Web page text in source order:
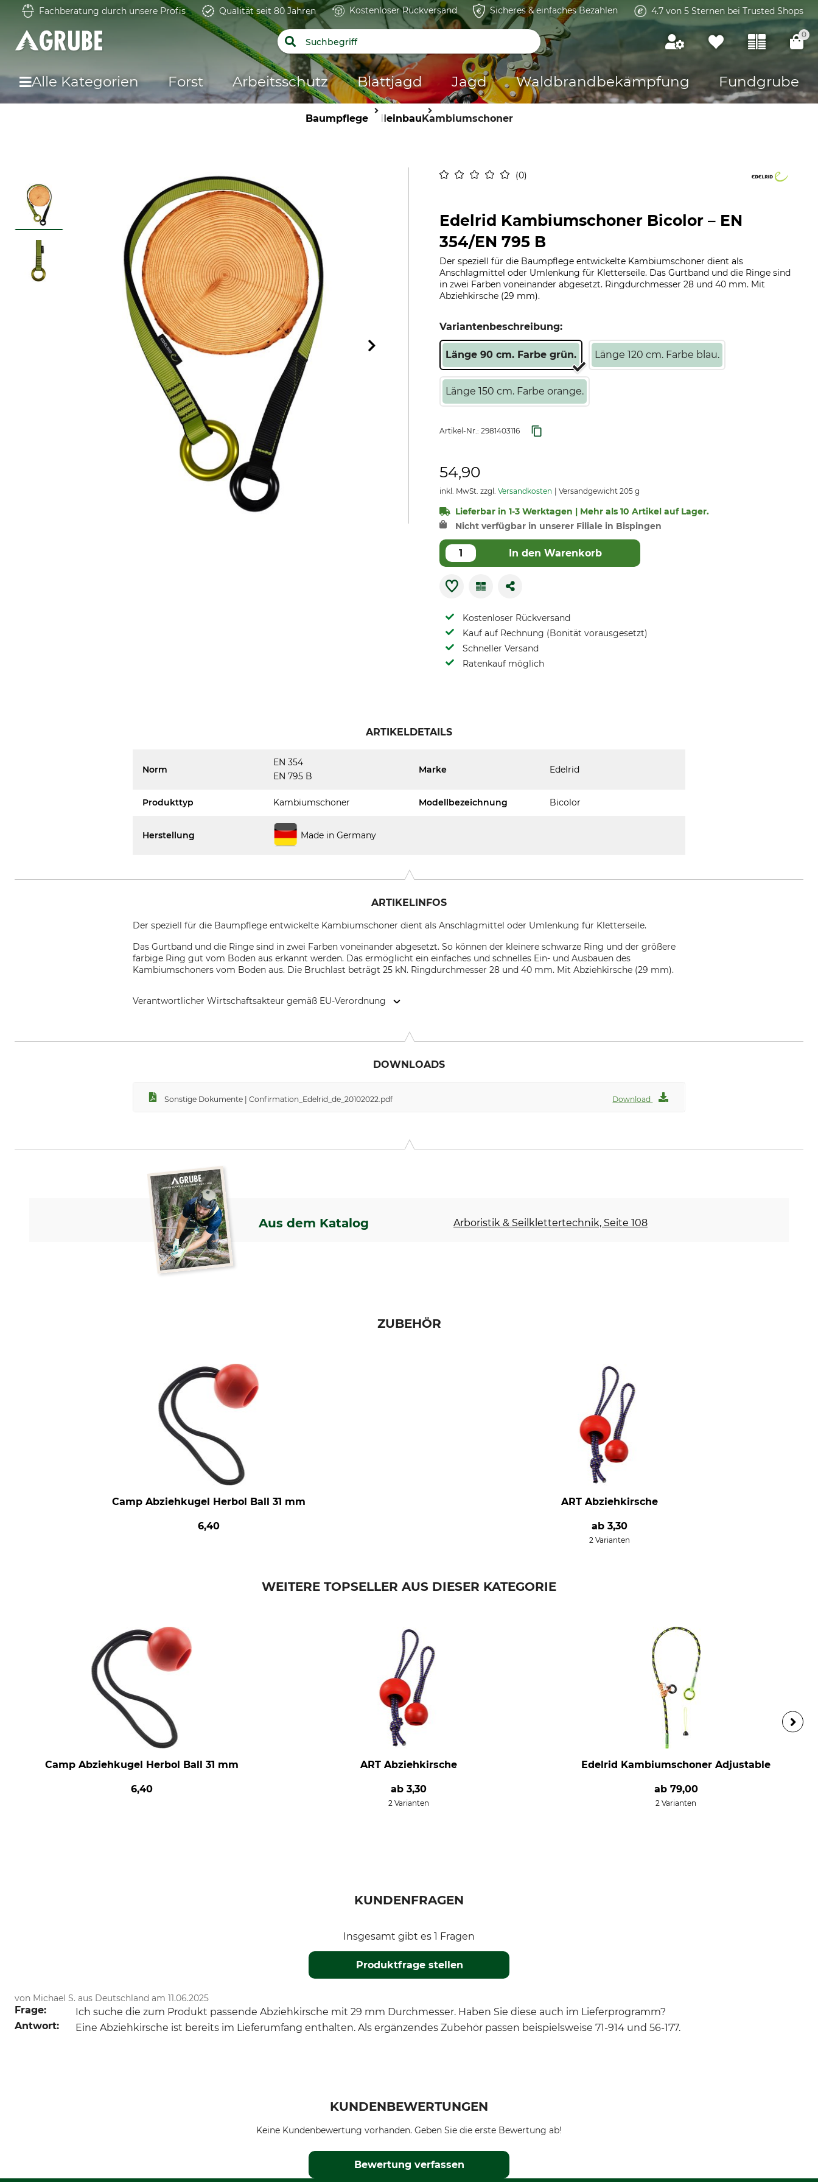
Fachberatung durch unsere Profis Qualität seit 80 Jahren Kostenloser Rückversand Sicheres & einfaches Bezahlen 4.7 von 5 Sternen bei Trusted Shops
0
Alle Kategorien Forst Arbeitsschutz Blattjagd Jagd Waldbrandbekämpfung Fundgrube
BaumpflegeSeileinbauKambiumschoner
0
Edelrid Kambiumschoner Bicolor – EN
354/EN 795 B
Der speziell für die Baumpflege entwickelte Kambiumschoner dient als
Anschlagmittel oder Umlenkung für Kletterseile. Das Gurtband und die Ringe sind
in zwei Farben voneinander abgesetzt. Ringdurchmesser 28 und 40 mm. Mit
Abziehkirsche (29 mm).
Variantenbeschreibung:
Länge 90 cm. Farbe grün. Länge 120 cm. Farbe blau.
Länge 150 cm. Farbe orange.
Artikel-Nr.: 2981403116
54,90
inkl. MwSt. zzgl. Versandkosten Versandgewicht 205 g
Lieferbar in 1-3 Werktagen | Mehr als 10 Artikel auf Lager.
Nicht verfügbar in unserer Filiale in Bispingen
In den Warenkorb
Kostenloser Rückversand
Kauf auf Rechnung (Bonität vorausgesetzt)
Schneller Versand
Ratenkauf möglich
ARTIKELDETAILS
Norm
EN 354
EN 795 B
Marke Edelrid
Produkttyp Kambiumschoner Modellbezeichnung Bicolor
Herstellung Made in Germany
ARTIKELINFOS
Der speziell für die Baumpflege entwickelte Kambiumschoner dient als Anschlagmittel oder Umlenkung für Kletterseile.
Das Gurtband und die Ringe sind in zwei Farben voneinander abgesetzt. So können der kleinere schwarze Ring und der größere
farbige Ring gut vom Boden aus erkannt werden. Das ermöglicht ein einfaches und schnelles Ein- und Ausbauen des
Kambiumschoners vom Boden aus. Die Bruchlast beträgt 25 kN. Ringdurchmesser 28 und 40 mm. Mit Abziehkirsche (29 mm).
Verantwortlicher Wirtschaftsakteur gemäß EU-Verordnung
DOWNLOADS
Sonstige Dokumente | Confirmation_Edelrid_de_20102022.pdf Download
Aus dem Katalog Arboristik & Seilklettertechnik, Seite 108
ZUBEHÖR
Camp Abziehkugel Herbol Ball 31 mm
6,40
ART Abziehkirsche
ab 3,30
2 Varianten
WEITERE TOPSELLER AUS DIESER KATEGORIE
Camp Abziehkugel Herbol Ball 31 mm
6,40
ART Abziehkirsche
ab3,30
2 Varianten
Edelrid Kambiumschoner Adjustable
ab 79,00
2 Varianten
KUNDENFRAGEN
Insgesamt gibt es 1 Fragen
Produktfrage stellen
von Michael S. aus Deutschland am 11.06.2025
Frage:
Ich suche die zum Produkt passende Abziehkirsche mit 29 mm Durchmesser. Haben Sie diese auch im Lieferprogramm?
Antwort:
Eine Abziehkirsche ist bereits im Lieferumfang enthalten. Als ergänzendes Zubehör passen beispielsweise 71-914 und 56-177.
KUNDENBEWERTUNGEN
Keine Kundenbewertung vorhanden. Geben Sie die erste Bewertung ab!
Bewertung verfassen